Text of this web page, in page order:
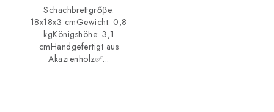
Schachbrettgrőβe:
18x18x3 cmGewicht: 0,8
kgKönigshöhe: 3,1
cmHandgefertigt aus
Akazienholz✅...